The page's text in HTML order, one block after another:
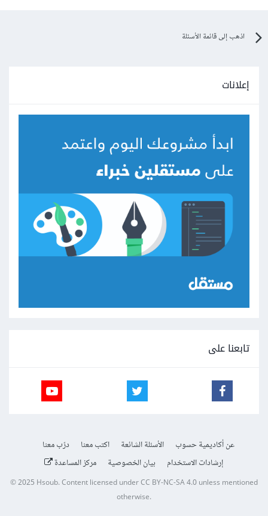
اذهب إلى قائمة الأسئلة
إعلانات
تابعنا على
عن أكاديمية حسوب الأسئلة الشائعة اكتب معنا
درّب معنا
إرشادات الاستخدام
بيان الخصوصية مركز المساعدة
© 2025Hsoub.Content licensed underCC BY-NC-SA 4.0unless mentioned
otherwise.